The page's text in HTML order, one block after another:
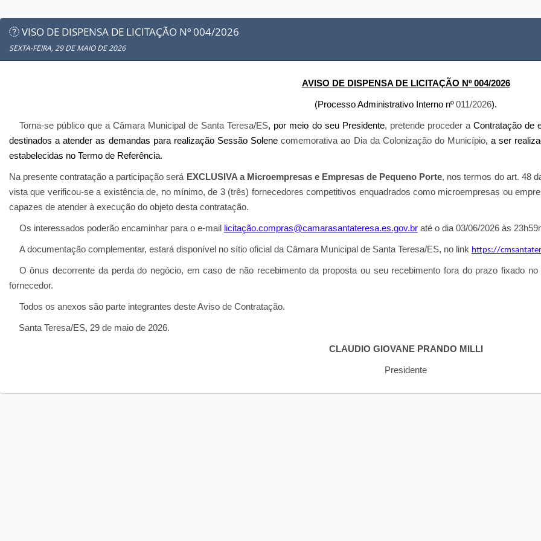
VISO DE DISPENSA DE LICITAÇÃO Nº 004/2026
SEXTA-FEIRA, 29 DE MAIO DE 2026
AVISO DE DISPENSA DE LICITAÇÃO Nº 004/2026
(Processo Administrativo Interno nº011/2026).
Torna-se público que a Câmara Municipal de Santa Teresa/ES, por meio do seu Presidente, pretende proceder aContratação de
destinados a atender as demandas para realização Sessão Solenecomemorativa ao Dia da Colonização do Município, a ser
estabelecidas no Termo de Referência.
Na presente contratação a participação será EXCLUSIVA a Microempresas e Empresas de Pequeno Porte, nos termos do art. 48
vista que verificou-se a existência de, no mínimo, de 3 (três) fornecedores competitivos enquadrados como microempresas ou
capazes de atender à execução do objeto desta contratação.
Os interessados poderão encaminhar para o e-mail licitação.compras@camarasantateresa.es.gov.braté o dia 03/06/2026 às
A documentação complementar, estará disponível no sítio oficial da Câmara Municipal de Santa Teresa/ES, no link https://
O ônus decorrente da perda do negócio, em caso de não recebimento da proposta ou seu recebimento fora do prazo fixado
fornecedor.
Todos os anexos são parte integrantes deste Aviso de Contratação.
Santa Teresa/ES, 29 de maio de 2026.
CLAUDIO GIOVANE PRANDO MILLI
Presidente